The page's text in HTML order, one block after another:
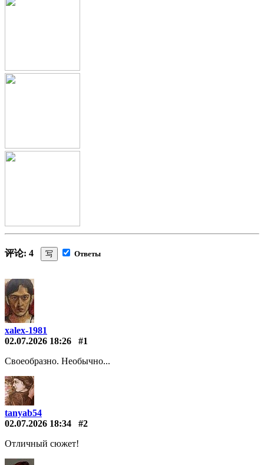
评论: 4 写 Ответы
xalex-1981
02.07.2026 18:26
#1
Своеобразно. Необычно...
tanyab54
02.07.2026 18:34
#2
Отличный сюжет!